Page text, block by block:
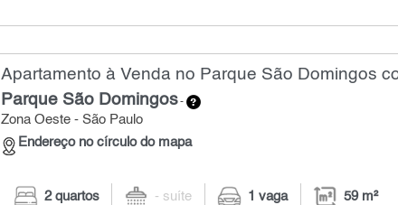
Apartamento à Venda no Parque São Domingos
Parque São Domingos-
Zona Oeste - São Paulo
Endereço no círculo do mapa
2 quartos - suíte 1 vaga 59 m²